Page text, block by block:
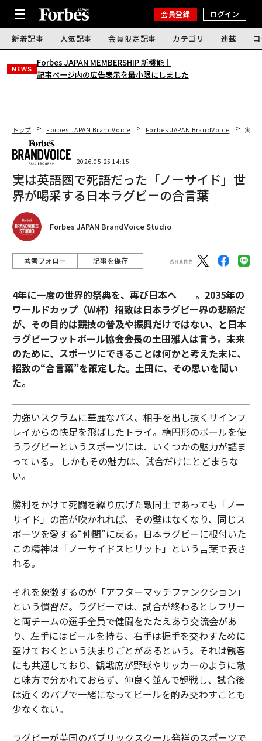
会員登録 ログイン
新着記事 人気記事 会員限定記事 カテゴリ 連載
NEWS
Forbes JAPAN MEMBERSHIP 新機能｜
記事ページ内の広告表示を最小限にしました
トップ Forbes JAPAN BrandVoice Forbes JAPAN BrandVoice 実は
2026.05.25 14:15
実は英語圏で死語だった「ノーサイド」世
界が喝采する日本ラグビーの合言葉
Forbes JAPAN BrandVoice Studio
著者フォロー 記事を保存
4年に一度の世界的祭典を、再び日本へ──。2035年の
ワールドカップ（W杯）招致は日本ラグビー界の悲願だ
が、その目的は競技の普及や振興だけではない、と日本
ラグビーフットボール協会会長の土田雅人は言う。 未来
のために、スポーツにできることは何かと考えた末に、
招致の“合言葉”を策定した。土田に、その思いを聞い
た。
力強いスクラムに華麗なパス、相手を出し抜くサインプ
レイからの快足を飛ばしたトライ。楕円形のボールを使
うラグビーというスポーツには、いくつかの魅力が詰ま
っている。 しかもその魅力は、試合だけにとどまらな
い。
勝利をかけて死闘を繰り広げた敵同士であっても「ノー
サイド」の笛が吹かれれば、その壁はなくなり、同じス
ポーツを愛する“仲間”に戻る。日本ラグビーに根付いた
この精神は「ノーサイドスピリット」という言葉で表さ
れる。
それを象徴するのが「アフターマッチファンクション」
という慣習だ。ラグビーでは、試合が終わるとレフリー
と両チームの選手全員で健闘をたたえあう交流会があ
り、左手にはビールを持ち、右手は握手を交わすために
空けておくという決まりごとがあるという。それは観客
にも共通しており、観戦席が野球やサッカーのように敵
と味方で分かれておらず、仲良く並んで観戦し、試合後
は近くのパブで一緒になってビールを酌み交わすことも
少なくない。
ラグビーが英国のパブリックスクール発祥のスポーツで